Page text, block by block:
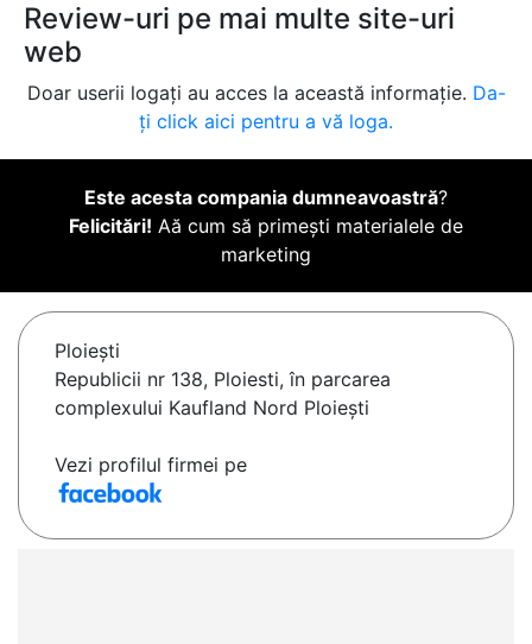
Review-uri pe mai multe site-uri
web
Doar userii logați au acces la această informație. Da-
ți click aici pentru a vă loga.
Este acesta compania dumneavoastră?
Felicitări! Aă cum să primești materialele de
marketing
Ploieşti
Republicii nr 138, Ploiesti, în parcarea
complexului Kaufland Nord Ploiești
Vezi profilul firmei pe